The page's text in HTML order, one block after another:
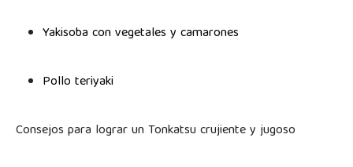
Yakisoba con vegetales y camarones
Pollo teriyaki
Consejos para lograr un Tonkatsu crujiente y jugoso